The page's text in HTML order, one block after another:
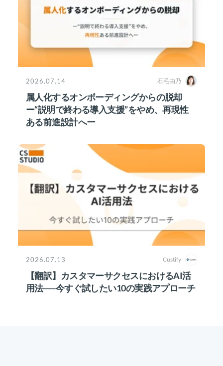
2026.07.14 石毛由乃
属人化するオンボーディングからの脱却
ー“説明で終わる導入支援”をやめ、再現性
ある前進設計へー
2026.07.13 Custify
【翻訳】カスタマーサクセスにおけるAI活
用法──今すぐ試したい10の実践アプローチ